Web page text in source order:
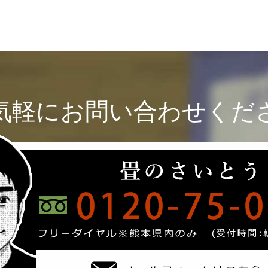
軽にお問い合わせくだ